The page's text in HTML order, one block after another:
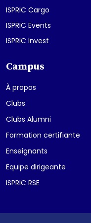
ISPRIC Cargo
ISPRIC Events
ISPRIC Invest
Campus
À propos
Clubs
Clubs Alumni
Formation certifiante
Enseignants
Equipe dirigeante
ISPRIC RSE